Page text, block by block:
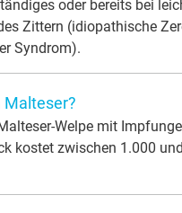
oder bereits bei
Zittern (idiopathische
Syndrom).
Stress auf, da kleine
Hält das Zittern
stark, sollte ein Tierarzt
wie das White
Malteser?
Welpe mit
kostet zwischen 1.000